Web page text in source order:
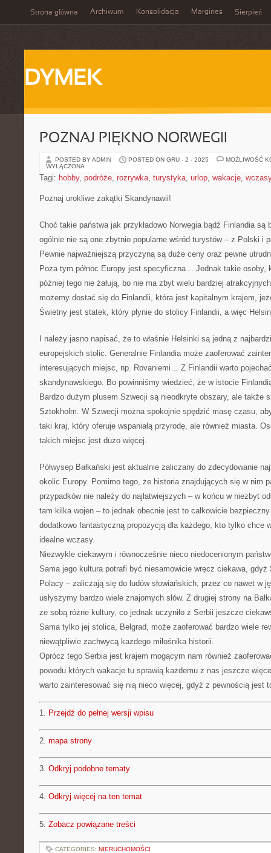
Strona główna Archiwum Konsolidacja Margines Sierpień
DYMEK
POZNAJ PIĘKNO NORWEGII
POSTED BY ADMIN POSTED ON GRU - 2 - 2025
MOŻLIWOŚĆ
WYŁĄCZONA
Tagi: hobby, podróże, rozrywka, turystyka, urlop, wakacje,
Poznaj urokliwe zakątki Skandynawii!
Choć takie państwa jak przykładowo Norwegia bądź Finlandia są
ogólnie nie są one zbytnio popularne wśród turystów – z Polski i
Pewnie najważniejszą przyczyną są duże ceny oraz pewne
Poza tym północ Europy jest specyficzna… Jednak takie osoby,
później tego nie żałują, bo nie ma zbyt wielu bardziej
możemy dostać się do Finlandii, która jest kapitalnym krajem,
Świetny jest statek, który płynie do stolicy Finlandii, a więc
I należy jasno napisać, że to właśnie Helsinki są jedną z
europejskich stolic. Generalnie Finlandia może zaoferować
interesujących miejsc, np. Rovaniemi… Z Finlandii warto
skandynawskiego. Bo powinniśmy wiedzieć, że w istocie
Bardzo dużym plusem Szwecji są nieodkryte obszary, ale także
Sztokholm. W Szwecji można spokojnie spędzić masę czasu,
taki kraj, który oferuje wspaniałą przyrodę, ale również miasta.
takich miejsc jest dużo więcej.
Półwysep Bałkański jest aktualnie zaliczany do zdecydowanie
okolic Europy. Pomimo tego, że historia znajdujących się w nim
przypadków nie należy do najłatwiejszych – w końcu w niezbyt
tam kilka wojen – to jednak obecnie jest to całkowicie
dodatkowo fantastyczną propozycją dla każdego, kto tylko chce
idealne wczasy.
Niezwykle ciekawym i równocześnie nieco niedocenionym
Sama jego kultura potrafi być niesamowicie wręcz ciekawa, gdyż
Polacy – zaliczają się do ludów słowiańskich, przez co nawet w
usłyszymy bardzo wiele znajomych słów. Z drugiej strony na
ze sobą różne kultury, co jednak uczyniło z Serbii jeszcze
Sama tylko jej stolica, Belgrad, może zaoferować bardzo wiele
niewątpliwie zachwycą każdego miłośnika historii.
Oprócz tego Serbia jest krajem mogącym nam również
powodu których wakacje tu sprawią każdemu z nas jeszcze
warto zainteresować się nią nieco więcej, gdyż z pewnością jest
1. Przejdź do pełnej wersji wpisu
2. mapa strony
3. Odkryj podobne tematy
4. Odkryj więcej na ten temat
5. Zobacz powiązane treści
CATEGORIES: NIERUCHOMOŚCI